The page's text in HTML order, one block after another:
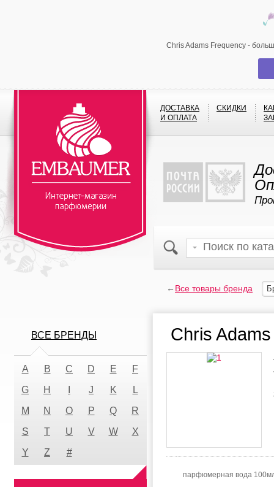
Chris Adams Frequency -
ДОСТАВКА
И ОПЛАТА
СКИДКИ
←Все товары бренда
Chris
парфюмерная вода
ВСЕ БРЕНДЫ
A B C D E
F
G
H J K
L
M
N O P Q
R
S
T U V W
X
Y
Z #